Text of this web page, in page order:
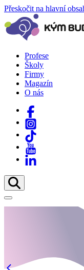
Přeskočit na hlavní
Profese
Školy
Firmy
Magazín
O nás